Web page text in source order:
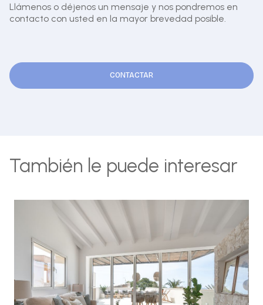
Llámenos o déjenos un mensaje y nos pondremos en
contacto con usted en la mayor brevedad posible.
CONTACTAR
También le puede interesar